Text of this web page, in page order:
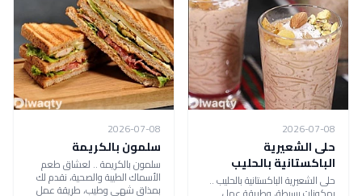
2026-07-08
حلى الشعيرية
الباكستانية بالحليب
حلى الشعيرية الباكستانية بالحليب ..
2026-07-08
سلمون بالكريمة
سلمون بالكريمة .. لعشاق طعم
الأسماك الطيبة والصحية، نقدم لك
بمذاق شهي وطيب، طريقة عمل